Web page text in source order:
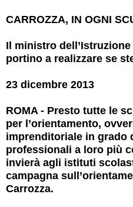
CARROZZA, IN OGNI
Il ministro
portino a realizzare se
23 dicembre 2013
ROMA - Presto tutte le
per l’orientamento,
imprenditoriale in grado
professionali a loro più
invierà agli istituti
campagna
Carrozza.